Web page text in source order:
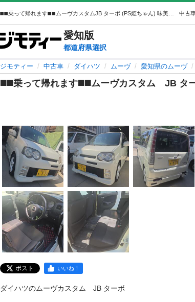
中古
愛知版
都道府県選択
ジモティー 中古車 ダイハツ ムーヴ 愛知県のムーヴ
◼️◼️乗って帰れます◼️◼️ムーヴカスタム JB タ
ポスト いいね！
ダイハツのムーヴカスタム　JB ターボ